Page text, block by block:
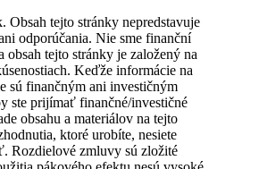
Obsah tejto stránky nepredstavuje
odporúčania. Nie sme finanční
obsah tejto stránky je založený na
Keďže informácie na
sú finančným ani investičným
ste prijímať finančné/investičné
obsahu a materiálov na tejto
ktoré urobíte, nesiete
Rozdielové zmluvy sú zložité